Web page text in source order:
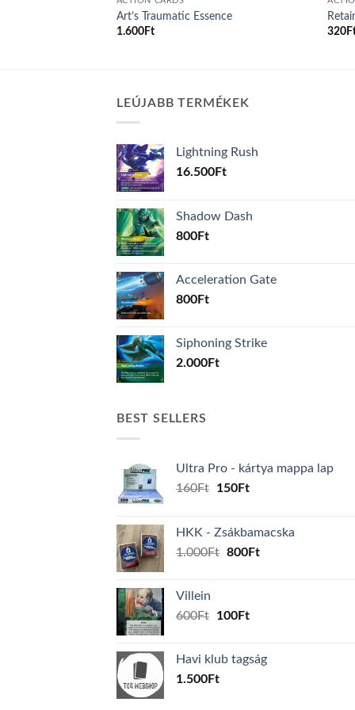
Art’s Traumatic Essence
1.600Ft
320
LEÚJABB TERMÉKEK
Lightning Rush
16.500Ft
Shadow Dash
800Ft
Acceleration Gate
800Ft
Siphoning Strike
2.000Ft
BEST SELLERS
Ultra Pro - kártya mappa lap
160Ft
Original
160Ft.
150FtCurrent
150Ft.
HKK - Zsákbamacska
1.000Ft Original
800FtCurrent
Villein
600Ft
Original
600Ft.
100FtCurrent
100Ft.
Havi klub tagság
1.500Ft